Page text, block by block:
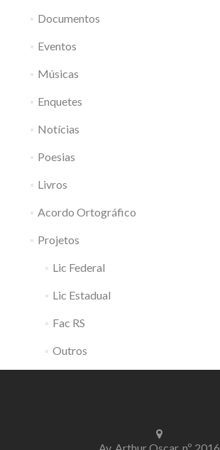
Documentos
Eventos
Músicas
Enquetes
Notícias
Poesias
Livros
Acordo Ortográfico
Projetos
Lic Federal
Lic Estadual
Fac RS
Outros